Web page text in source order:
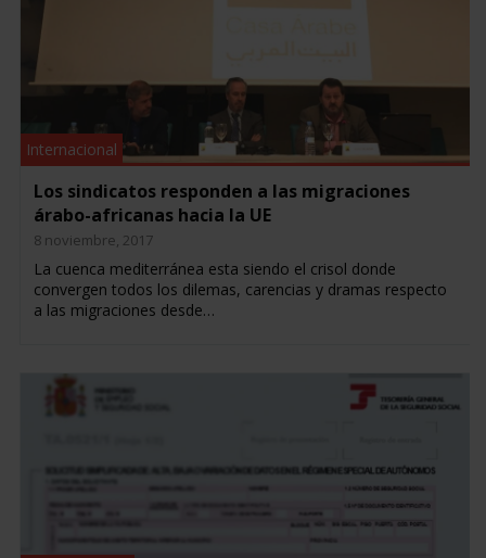
Internacional
Los sindicatos responden a las migraciones
árabo-africanas hacia la UE
8 noviembre, 2017
La cuenca mediterránea esta siendo el crisol donde
convergen todos los dilemas, carencias y dramas respecto
a las migraciones desde…